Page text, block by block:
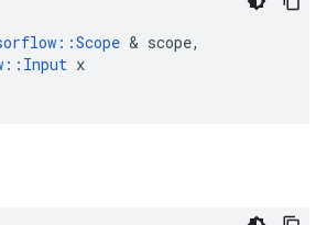
::Scope & scope,
:: Input x